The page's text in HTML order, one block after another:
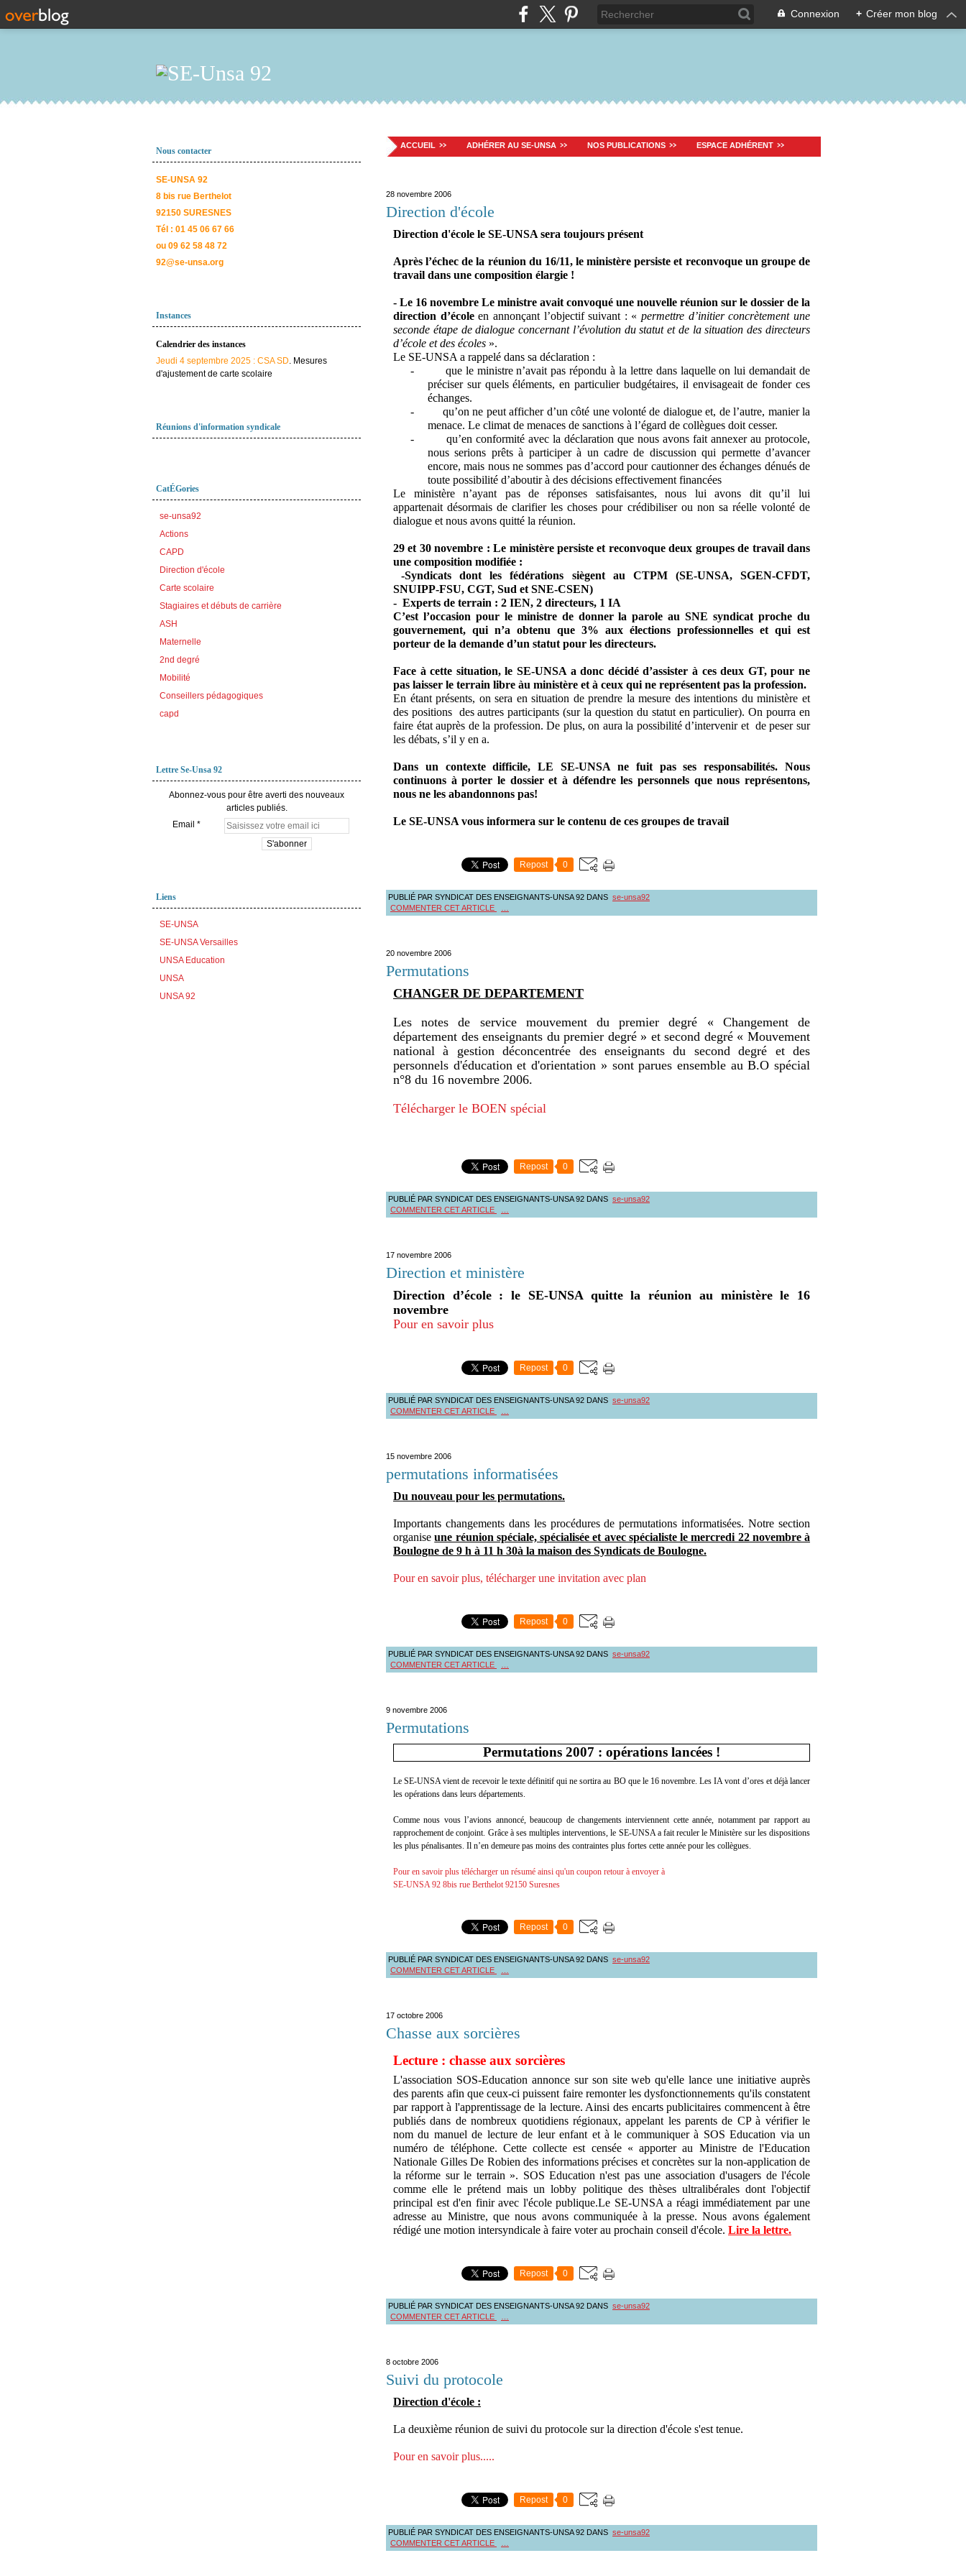
Connexion + Créer mon blog
Nous contacter
SE-UNSA 92
8 bis rue Berthelot
92150 SURESNES
Tél : 01 45 06 67 66
ou 09 62 58 48 72
92@se-unsa.org
Instances
Calendrier des instances
Jeudi 4 septembre 2025 : CSA SD. Mesures
d'ajustement de carte scolaire
Réunions d'information syndicale
CatÉGories
se-unsa92
Actions
CAPD
Direction d'école
Carte scolaire
Stagiaires et débuts de carrière
ASH
Maternelle
2nd degré
Mobilité
Conseillers pédagogiques
capd
Lettre Se-Unsa 92
Abonnez-vous pour être averti des nouveaux
articles publiés.
Email
Liens
SE-UNSA
SE-UNSA Versailles
UNSA Education
UNSA
UNSA 92
ACCUEIL ADHÉRER AU SE-UNSA NOS PUBLICATIONS ESPACE ADHÉRENT
28 novembre 2006
Direction d'école
Direction d'école le SE-UNSA sera toujours présent
Après l’échec de la réunion du 16/11, le ministère persiste et reconvoque un groupe de
travail dans une composition élargie !
- Le 16 novembre Le ministre avait convoqué une nouvelle réunion sur le dossier de la
direction d’écoleen annonçant l’objectif suivant : «permettre d’initier concrètement une
seconde étape de dialogue concernant l’évolution du statut et de la situation des directeurs
d’école et des écoles ».
Le SE-UNSA a rappelé dans sa déclaration :
-
que le ministre n’avait pas répondu à la lettre dans laquelle on lui demandait de
préciser sur quels éléments, en particulier budgétaires, il envisageait de fonder ces
échanges.
-
qu’on ne peut afficher d’un côté une volonté de dialogue et, de l’autre, manier la
menace. Le climat de menaces de sanctions à l’égard de collègues doit cesser.
-
qu’en conformité avec la déclaration que nous avons fait annexer au protocole,
nous serions prêts à participer à un cadre de discussion qui permette d’avancer
encore, mais nous ne sommes pas d’accord pour cautionner des échanges dénués de
toute possibilité d’aboutir à des décisions effectivement financées
Le ministère n’ayant pas de réponses satisfaisantes, nous lui avons dit qu’il lui
appartenait désormais de clarifier les choses pour crédibiliser ou non sa réelle volonté de
dialogue et nous avons quitté la réunion.
29 et 30 novembre : Le ministère persiste et reconvoque deux groupes de travail dans
une composition modifiée :
-Syndicats dont les fédérations siègent au CTPM (SE-UNSA, SGEN-CFDT,
SNUIPP-FSU, CGT, Sud et SNE-CSEN)
- Experts de terrain : 2 IEN, 2 directeurs, 1 IA
C’est l’occasion pour le ministre de donner la parole au SNE syndicat proche du
gouvernement, qui n’a obtenu que 3% aux élections professionnelles et qui est
porteur de la demande d’un statut pour les directeurs.
Face à cette situation, le SE-UNSA a donc décidé d’assister à ces deux GT, pour ne
pas laisser le terrain libre àu ministère et à ceux qui ne représentent pas la profession.
En étant présents, on sera en situation de prendre la mesure des intentions du ministère et
des positions des autres participants (sur la question du statut en particulier). On pourra en
faire état auprès de la profession. De plus, on aura la possibilité d’intervenir et de peser sur
les débats, s’il y en a.
Dans un contexte difficile, LE SE-UNSA ne fuit pas ses responsabilités. Nous
continuons à porter le dossier et à défendre les personnels que nous représentons,
nous ne les abandonnons pas!
Le SE-UNSA vous informera sur le contenu de ces groupes de travail
Repost 0
PUBLIÉ PAR SYNDICAT DES ENSEIGNANTS-UNSA 92 DANS se-unsa92
COMMENTER CET ARTICLE
20 novembre 2006
Permutations
CHANGER DE DEPARTEMENT
Les notes de service mouvement du premier degré « Changement de
département des enseignants du premier degré » et second degré « Mouvement
national à gestion déconcentrée des enseignants du second degré et des
personnels d'éducation et d'orientation » sont parues ensemble au B.O spécial
n°8 du 16 novembre 2006.
Télécharger le BOEN spécial
Repost 0
PUBLIÉ PAR SYNDICAT DES ENSEIGNANTS-UNSA 92 DANS se-unsa92
COMMENTER CET ARTICLE
17 novembre 2006
Direction et ministère
Direction d’école : le SE-UNSA quitte la réunion au ministère le 16
novembre
Pour en savoir plus
Repost 0
PUBLIÉ PAR SYNDICAT DES ENSEIGNANTS-UNSA 92 DANS se-unsa92
COMMENTER CET ARTICLE
15 novembre 2006
permutations informatisées
Du nouveau pour les permutations.
Importants changements dans les procédures de permutations informatisées. Notre section
organiseune réunion spéciale, spécialisée et avec spécialiste le mercredi 22 novembre à
Boulogne de 9 h à 11 h 30à la maison des Syndicats de Boulogne.
Pour en savoir plus, télécharger une invitation avec plan
Repost 0
PUBLIÉ PAR SYNDICAT DES ENSEIGNANTS-UNSA 92 DANS se-unsa92
COMMENTER CET ARTICLE
9 novembre 2006
Permutations
Permutations 2007 : opérations lancées !
Le SE-UNSA vient de recevoir le texte définitif qui ne sortira au BO que le 16 novembre. Les IA vont d’ores et déjà lancer
les opérations dans leurs départements.
Comme nous vous l’avions annoncé, beaucoup de changements interviennent cette année, notamment par rapport au
rapprochement de conjoint. Grâce à ses multiples interventions, le SE-UNSA a fait reculer le Ministère sur les dispositions
les plus pénalisantes. Il n’en demeure pas moins des contraintes plus fortes cette année pour les collègues.
Pour en savoir plus télécharger un résumé ainsi qu'un coupon retour à envoyer à
SE-UNSA 92 8bis rue Berthelot 92150 Suresnes
Repost 0
PUBLIÉ PAR SYNDICAT DES ENSEIGNANTS-UNSA 92 DANS se-unsa92
COMMENTER CET ARTICLE
17 octobre 2006
Chasse aux sorcières
Lecture : chasse aux sorcières
L'association SOS-Education annonce sur son site web qu'elle lance une initiative auprès
des parents afin que ceux-ci puissent faire remonter les dysfonctionnements qu'ils constatent
par rapport à l'apprentissage de la lecture. Ainsi des encarts publicitaires commencent à être
publiés dans de nombreux quotidiens régionaux, appelant les parents de CP à vérifier le
nom du manuel de lecture de leur enfant et à le communiquer à SOS Education via un
numéro de téléphone. Cette collecte est censée « apporter au Ministre de l'Education
Nationale Gilles De Robien des informations précises et concrètes sur la non-application de
la réforme sur le terrain ». SOS Education n'est pas une association d'usagers de l'école
comme elle le prétend mais un lobby politique des thèses ultralibérales dont l'objectif
principal est d'en finir avec l'école publique.Le SE-UNSA a réagi immédiatement par une
adresse au Ministre, que nous avons communiquée à la presse. Nous avons également
rédigé une motion intersyndicale à faire voter au prochain conseil d'école. Lire la lettre.
Repost 0
PUBLIÉ PAR SYNDICAT DES ENSEIGNANTS-UNSA 92 DANS se-unsa92
COMMENTER CET ARTICLE
8 octobre 2006
Suivi du protocole
Direction d'école :
La deuxième réunion de suivi du protocole sur la direction d'école s'est tenue.
Pour en savoir plus.....
Repost 0
PUBLIÉ PAR SYNDICAT DES ENSEIGNANTS-UNSA 92 DANS se-unsa92
COMMENTER CET ARTICLE